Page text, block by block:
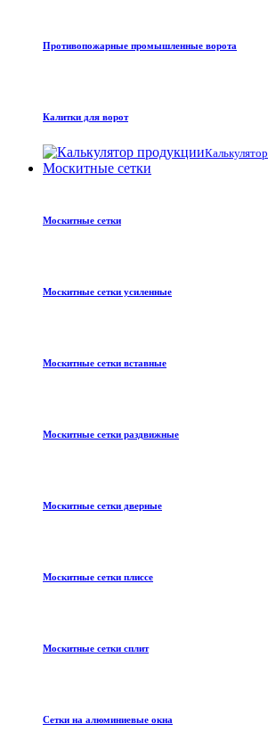
Противопожарные промышленные ворота
Калитки для ворот
Калькулятор
Москитные сетки
Москитные сетки
Москитные сетки усиленные
Москитные сетки вставные
Москитные сетки раздвижные
Москитные сетки дверные
Москитные сетки плиссе
Москитные сетки сплит
Сетки на алюминиевые окна